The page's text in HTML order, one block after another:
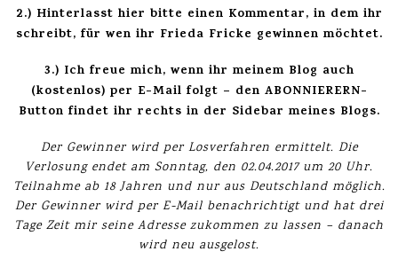
2.) Hinterlasst hier bitte einen Kommentar, in dem ihr
schreibt, für wen ihr Frieda Fricke gewinnen möchtet.
3.) Ich freue mich, wenn ihr meinem Blog auch
(kostenlos) per E-Mail folgt – den ABONNIERERN-
Button findet ihr rechts in der Sidebar meines Blogs.
Der Gewinner wird per Losverfahren ermittelt. Die
Verlosung endet am Sonntag, den 02.04.2017 um 20 Uhr.
Teilnahme ab 18 Jahren und nur aus Deutschland möglich.
Der Gewinner wird per E-Mail benachrichtigt und hat drei
Tage Zeit mir seine Adresse zukommen zu lassen – danach
wird neu ausgelost.